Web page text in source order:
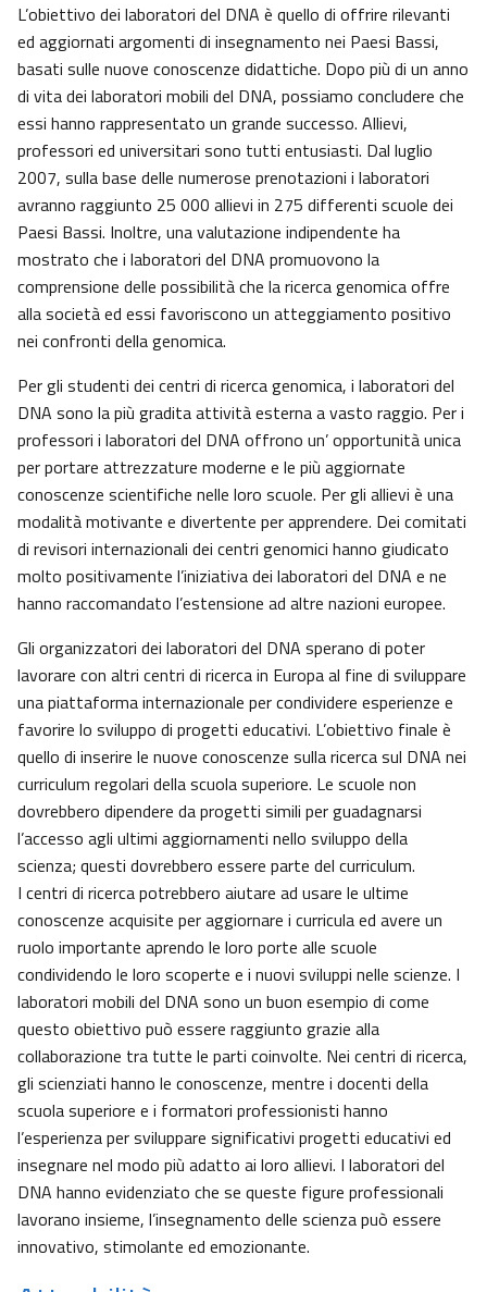
L’obiettivo dei laboratori del DNA è quello di offrire rilevanti
ed aggiornati argomenti di insegnamento nei Paesi Bassi,
basati sulle nuove conoscenze didattiche. Dopo più di un anno
di vita dei laboratori mobili del DNA, possiamo concludere che
essi hanno rappresentato un grande successo. Allievi,
professori ed universitari sono tutti entusiasti. Dal luglio
2007, sulla base delle numerose prenotazioni i laboratori
avranno raggiunto 25 000 allievi in 275 differenti scuole dei
Paesi Bassi. Inoltre, una valutazione indipendente ha
mostrato che i laboratori del DNA promuovono la
comprensione delle possibilità che la ricerca genomica offre
alla società ed essi favoriscono un atteggiamento positivo
nei confronti della genomica.
Per gli studenti dei centri di ricerca genomica, i laboratori del
DNA sono la più gradita attività esterna a vasto raggio. Per i
professori i laboratori del DNA offrono un’ opportunità unica
per portare attrezzature moderne e le più aggiornate
conoscenze scientifiche nelle loro scuole. Per gli allievi è una
modalità motivante e divertente per apprendere. Dei comitati
di revisori internazionali dei centri genomici hanno giudicato
molto positivamente l’iniziativa dei laboratori del DNA e ne
hanno raccomandato l’estensione ad altre nazioni europee.
Gli organizzatori dei laboratori del DNA sperano di poter
lavorare con altri centri di ricerca in Europa al fine di sviluppare
una piattaforma internazionale per condividere esperienze e
favorire lo sviluppo di progetti educativi. L’obiettivo finale è
quello di inserire le nuove conoscenze sulla ricerca sul DNA nei
curriculum regolari della scuola superiore. Le scuole non
dovrebbero dipendere da progetti simili per guadagnarsi
l’accesso agli ultimi aggiornamenti nello sviluppo della
scienza; questi dovrebbero essere parte del curriculum.
I centri di ricerca potrebbero aiutare ad usare le ultime
conoscenze acquisite per aggiornare i curricula ed avere un
ruolo importante aprendo le loro porte alle scuole
condividendo le loro scoperte e i nuovi sviluppi nelle scienze. I
laboratori mobili del DNA sono un buon esempio di come
questo obiettivo può essere raggiunto grazie alla
collaborazione tra tutte le parti coinvolte. Nei centri di ricerca,
gli scienziati hanno le conoscenze, mentre i docenti della
scuola superiore e i formatori professionisti hanno
l’esperienza per sviluppare significativi progetti educativi ed
insegnare nel modo più adatto ai loro allievi. I laboratori del
DNA hanno evidenziato che se queste figure professionali
lavorano insieme, l’insegnamento delle scienza può essere
innovativo, stimolante ed emozionante.